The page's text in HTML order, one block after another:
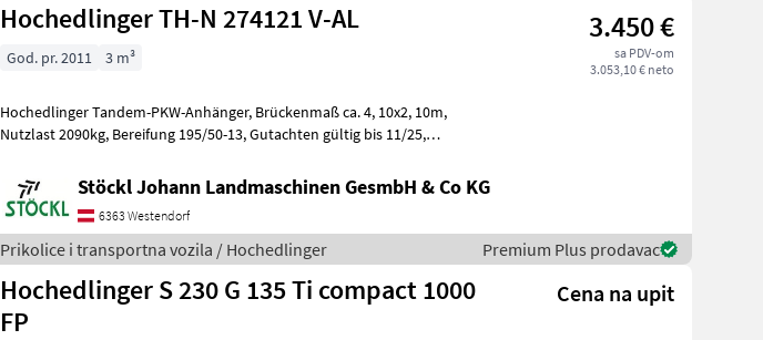
Hochedlinger TH-N 274121 V-AL 3.450 €
sa PDV-om
3.053,10 € neto
God. pr. 2011 3 m³
Hochedlinger Tandem-PKW-Anhänger, Brückenmaß ca. 4, 10x2, 10m,
Nutzlast 2090kg, Bereifung 195/50-13, Gutachten gültig bis 11/25,
Stöckl Johann Landmaschinen GesmbH & Co KG
6363 Westendorf
Prikolice i transportna vozila / Hochedlinger Premium Plus prodavac
Hochedlinger S 230 G 135 Ti compact 1000
FP
Cena na upit